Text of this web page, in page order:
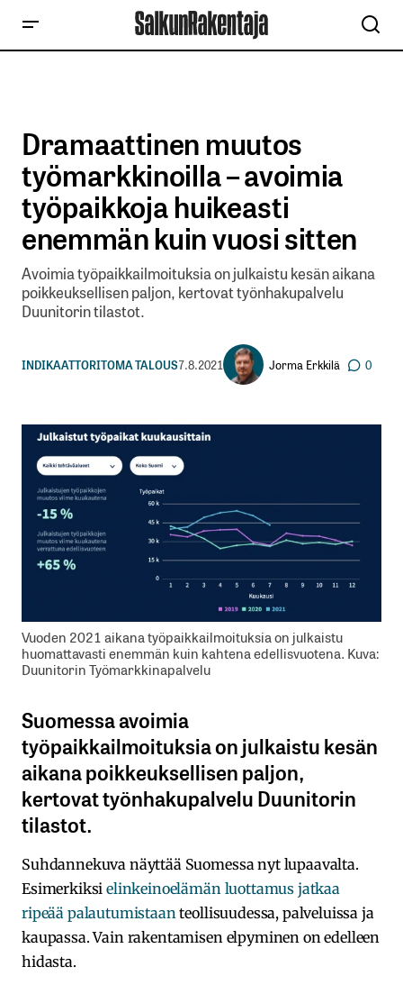
Dramaattinen muutos
työmarkkinoilla – avoimia
työpaikkoja huikeasti
enemmän kuin vuosi sitten
Avoimia työpaikkailmoituksia on julkaistu kesän aikana
poikkeuksellisen paljon, kertovat työnhakupalvelu
Duunitorin tilastot.
INDIKAATTORITOMA TALOUS7.8.2021 Jorma Erkkilä 0
Vuoden 2021 aikana työpaikkailmoituksia on julkaistu
huomattavasti enemmän kuin kahtena edellisvuotena. Kuva:
Duunitorin Työmarkkinapalvelu
Suomessa avoimia
työpaikkailmoituksia on julkaistu kesän
aikana poikkeuksellisen paljon,
kertovat työnhakupalvelu Duunitorin
tilastot.
Suhdannekuva näyttää Suomessa nyt lupaavalta.
Esimerkiksielinkeinoelämän luottamus jatkaa
ripeää palautumistaanteollisuudessa, palveluissa ja
kaupassa. Vain rakentamisen elpyminen on edelleen
hidasta.